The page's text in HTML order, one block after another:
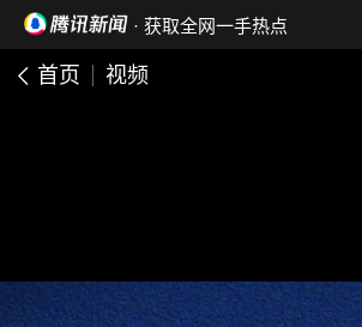
· 获取全网一手热点
首页 视频